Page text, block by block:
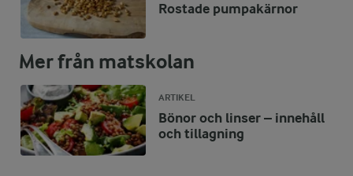
Rostade pumpakärnor
Mer från matskolan
ARTIKEL
Bönor och linser – innehåll
och tillagning